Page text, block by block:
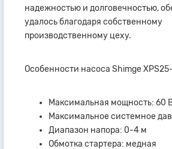
надежностью и долговечностью,
удалось благодаря собственному
производственному цеху.
Особенности насоса Shimge
Максимальная мощность: 60
Максимальное системное
Диапазон напора: 0-4 м
Обмотка стартера: медная